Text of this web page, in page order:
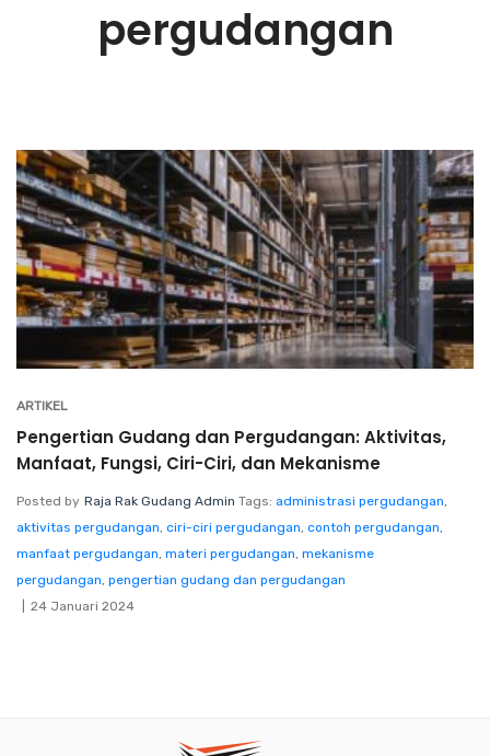
pergudangan
ARTIKEL
Pengertian Gudang dan Pergudangan: Aktivitas,
Manfaat, Fungsi, Ciri-Ciri, dan Mekanisme
Posted by Raja Rak Gudang Admin Tags: administrasi pergudangan,
aktivitas pergudangan, ciri-ciri pergudangan, contoh pergudangan,
manfaat pergudangan, materi pergudangan, mekanisme
pergudangan, pengertian gudang dan pergudangan
24 Januari 2024